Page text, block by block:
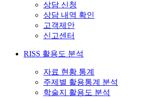
상담 신청
상담 내역 확인
고객제안
신고센터
RISS 활용도 분석
자료 현황 통계
주제별 활용통계 분석
학술지 활용도 분석